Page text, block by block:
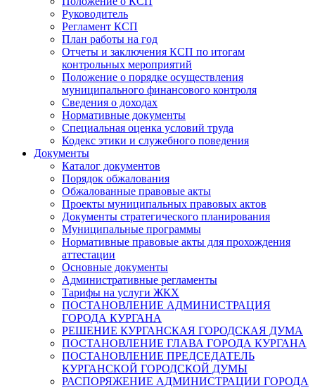
Руководитель
Регламент КСП
План работы на год
Отчеты и заключения КСП по итогам
контрольных мероприятий
Положение о порядке осуществления
муниципального финансового контроля
Сведения о доходах
Нормативные документы
Специальная оценка условий труда
Кодекс этики и служебного поведения
Документы
Каталог документов
Порядок обжалования
Обжалованные правовые акты
Проекты муниципальных правовых актов
Документы стратегического планирования
Муниципальные программы
Нормативные правовые акты для прохождения
аттестации
Основные документы
Административные регламенты
Тарифы на услуги ЖКХ
ПОСТАНОВЛЕНИЕ АДМИНИСТРАЦИЯ
ГОРОДА КУРГАНА
РЕШЕНИЕ КУРГАНСКАЯ ГОРОДСКАЯ ДУМА
ПОСТАНОВЛЕНИЕ ГЛАВА ГОРОДА КУРГАНА
ПОСТАНОВЛЕНИЕ ПРЕДСЕДАТЕЛЬ
КУРГАНСКОЙ ГОРОДСКОЙ ДУМЫ
РАСПОРЯЖЕНИЕ АДМИНИСТРАЦИИ ГОРОДА